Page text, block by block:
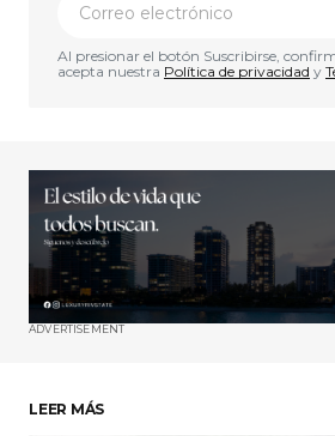
Comentario*
Su nombre*
Tu correo electrónico*
Al presionar el botón Suscribirse,
acepta nuestra Política de privacidad y
ADVERTISEMENT
LEER MÁS